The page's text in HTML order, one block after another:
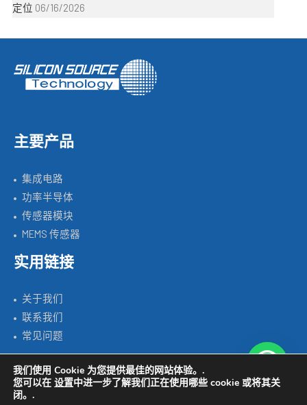
定位 06/16/2026
主要产品
集成电路
功率半导体
传感器模块
MEMS 传感器
实用链接
关于我们
联系我们
常见问题
Copyright © 2026 SILICON SOURCE | Powered by SISTC.COM
我们使用 Cookie 为您提供最佳的网站体验。.
您可以在 设置中进一步了解我们正在使用哪些 cookie 或将其关
闭。.